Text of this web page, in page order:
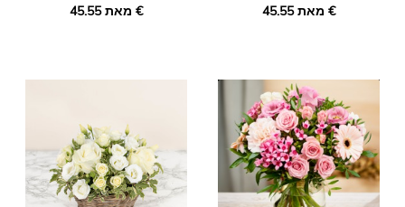
מאת ‏45.55 €
מאת ‏45.55 €